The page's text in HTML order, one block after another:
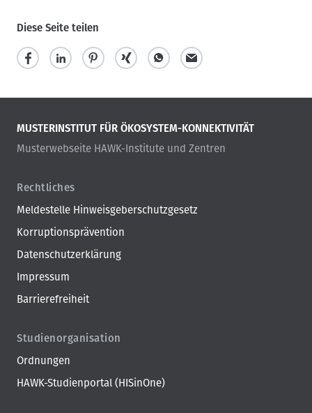
t
n
m
e
r
i
r
n
g
Diese Seite teilen
MUSTERINSTITUT FÜR ÖKOSYSTEM-KONNEKTIVITÄT
Musterwebseite HAWK-Institute und Zentren
Rechtliches
Meldestelle Hinweisgeberschutzgesetz
Korruptionsprävention
Datenschutzerklärung
Impressum
Barrierefreiheit
Studienorganisation
Ordnungen
HAWK-Studienportal (HISinOne)